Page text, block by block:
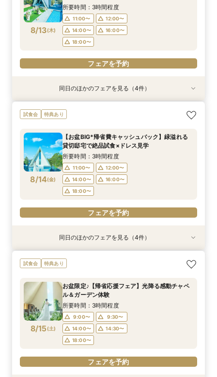
8/11(火) 18:00〜
フェアを予約
8/11(火) 18:00〜
フェアを予約
8/11(火) 18:30〜
フェアを予約
8/11(火) 18:00〜
フェアを予約
8/11(火)
フェアを予約
8/13(木)
所要時間：3時間程度
11:00〜
12:00〜
14:00〜
16:00〜
18:00〜
フェアを予約
特典あり
8/13(木)
＼1軒目限定★3万ギフト付／ドレス＆挙式料プレ
ゼント×和牛試食
11:00〜
12:00〜
14:00〜
16:00〜
18:00〜
フェアを予約
特典あり
8/13(木)
【6名～30名の少人数婚】挙式＆会食Newプラ
ン誕生！無料試食付
11:00〜
12:00〜
14:00〜
16:00〜
18:00〜
フェアを予約
8/13(木)
【60分で完結】即決営業ナシで安心！気軽によ
りみちツアー
12:00〜
13:00〜
15:00〜
16:00〜
17:00〜
フェアを予約
8/13(木)
【タイパ重視！60分で完結◎】オンラインで会
場案内＆相談会
12:00〜
13:00〜
15:00〜
16:00〜
17:00〜
フェアを予約
同日のほかのフェアを見る（4件）
試食会 特典あり
8/14(金)
【お盆BIG*帰省費キャッシュバック】緑溢れる
貸切邸宅で絶品試食×ドレス見学
所要時間：3時間程度
11:00〜
12:00〜
14:00〜
16:00〜
18:00〜
フェアを予約
特典あり
8/14(金)
＼1軒目限定★3万ギフト付／ドレス＆挙式料プレ
ゼント×和牛試食
11:00〜
12:00〜
14:00〜
16:00〜
18:00〜
フェアを予約
特典あり
8/14(金)
【6名～30名の少人数婚】挙式＆会食Newプラ
ン誕生！無料試食付
11:00〜
12:00〜
14:00〜
16:00〜
18:00〜
フェアを予約
8/14(金)
【60分で完結】即決営業ナシで安心！気軽によ
りみちツアー
12:00〜
13:00〜
15:00〜
16:00〜
17:00〜
フェアを予約
8/14(金)
【タイパ重視！60分で完結◎】オンラインで会
場案内＆相談会
12:00〜
13:00〜
15:00〜
16:00〜
17:00〜
フェアを予約
同日のほかのフェアを見る（4件）
試食会 特典あり
8/15(土)
お盆限定♪【帰省応援フェア】光降る感動チャペ
ル＆ガーデン体験
所要時間：3時間程度
9:00〜
9:30〜
14:00〜
14:30〜
18:00〜
フェアを予約